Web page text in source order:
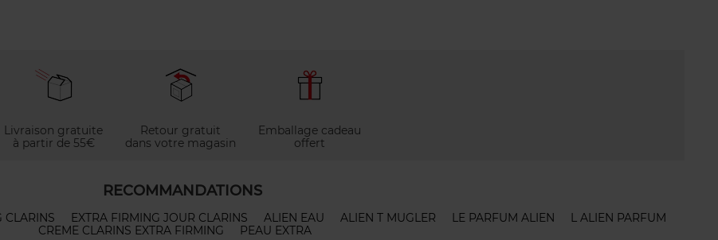
Livraison gratuite
à partir de 55€
Retour gratuit
dans votre magasin
Emballage cadeau
offert
RECOMMANDATIONS
CLARINS EXTRA FIRMING JOUR CLARINS ALIEN EAU ALIEN T MUGLER LE PARFUM ALIEN
L ALIEN PARFUM
CREME CLARINS EXTRA FIRMING
PEAU EXTRA